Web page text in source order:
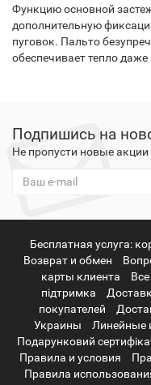
Функцию основной
дополнительную
пуговок. Пальто
обеспечивает тепло
Подпишись на
Не пропусти новые
Бесплатная услуга:
Возврат и обмен
карты клиента
підтримка
покупателей
Украины
Линейные
Подарунковий
Правила и условия
Правила